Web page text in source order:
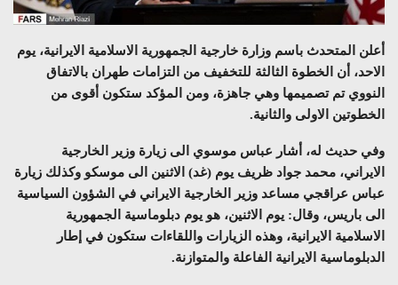
أعلن المتحدث باسم وزارة خارجية الجمهورية الاسلامية الايرانية، يوم
الاحد، أن الخطوة الثالثة للتخفيف من التزامات طهران بالاتفاق
النووي تم تصميمها وهي جاهزة، ومن المؤكد ستكون أقوى من
الخطوتين الاولى والثانية.
وفي حديث له، أشار عباس موسوي الى زيارة وزير الخارجية
الايراني، محمد جواد ظريف يوم (غد) الاثنين الى موسكو وكذلك زيارة
عباس عراقجي مساعد وزير الخارجية الايراني في الشؤون السياسية
الى باريس، وقال: يوم الاثنين، هو يوم دبلوماسية الجمهورية
الاسلامية الايرانية، وهذه الزيارات واللقاءات ستكون في إطار
الدبلوماسية الايرانية الفاعلة والمتوازنة.